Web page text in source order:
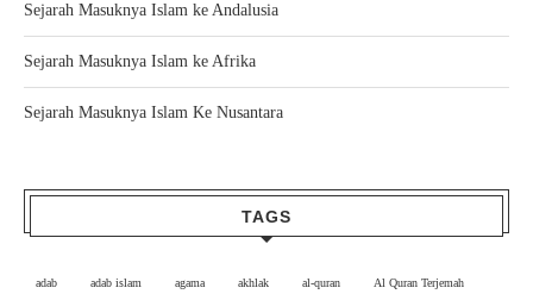
Sejarah Masuknya Islam ke Andalusia
Sejarah Masuknya Islam ke Afrika
Sejarah Masuknya Islam Ke Nusantara
TAGS
adab adab islam agama akhlak al-quran
Al Quran Terjemah